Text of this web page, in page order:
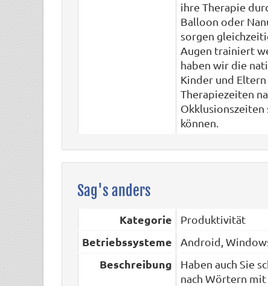
ihre Therapie
Balloon oder
sorgen
Augen trainiert
haben wir die
Kinder und
Therapiezeiten
können.
Sag's anders
Kategorie Produktivität
Betriebssysteme Android,
Beschreibung
Haben auch Sie
nach Wörtern